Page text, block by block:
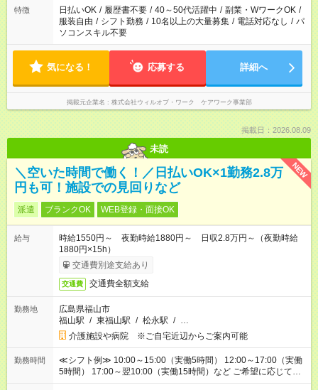
特徴 日払いOK / 履歴書不要 / 40～50代活躍中 / 副業・WワークOK /
服装自由 / シフト勤務 / 10名以上の大量募集 / 電話対応なし / パ
ソコンスキル不要
気になる！ 応募する 詳細へ
掲載元企業名 株式会社ウィルオブ・ワーク ケアワーク事業部
掲載日：2026.08.09
未読
NEW
＼空いた時間で働く！／日払いOK×1勤務2.8万
円も可！施設での見回りなど
派遣 ブランクOK WEB登録・面接OK
給与
時給1550円～ 夜勤時給1880円～ 日収2.8万円～（夜勤時給
1880円×15h）
交通費別途支給あり
交通費 交通費全額支給
勤務地
広島県福山市
福山駅 / 東福山駅 / 松永駅 / …
介護施設や病院 ※ご自宅近辺からご案内可能
勤務時間
≪シフト例≫ 10:00～15:00（実働5時間） 12:00～17:00（実働
5時間） 17:00～翌10:00（実働15時間）など ご希望に応じて、
働く時間は調整できます！ お気軽に担当へ相談ください！